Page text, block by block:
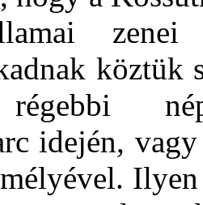
zenei
köztük
régebbi
idején,